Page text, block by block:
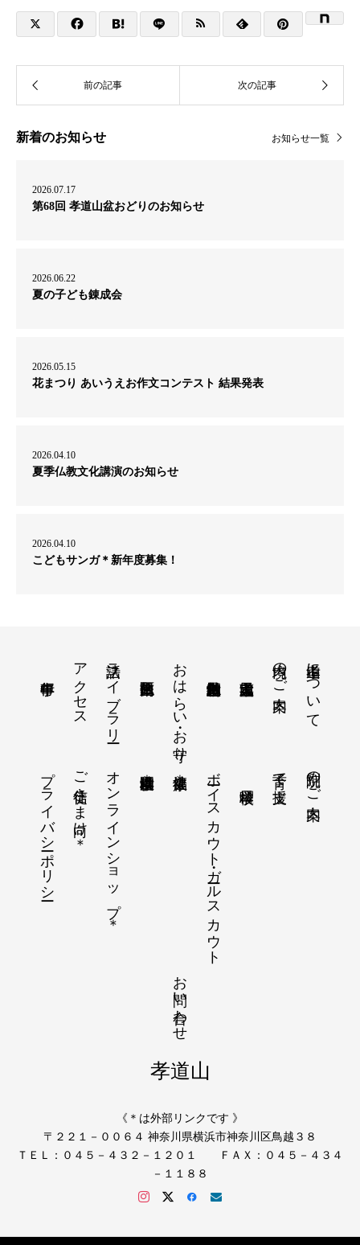
新着のお知らせ お知らせ一覧
2026.07.17
第68回 孝道山盆おどりのお知らせ
2026.06.22
夏の子ども錬成会
2026.05.15
花まつり あいうえお作文コンテスト 結果発表
2026.04.10
夏季仏教文化講演のお知らせ
2026.04.10
こどもサンガ＊新年度募集！
孝道山について
境内のご案内
おはらい・お守り
法話ライブラリー
アクセス
別院のご案内
子育て支援
ボーイスカウト・ガールスカウト
健康福祉＊
横浜孝道幼稚園＊
オンラインショップ＊
ご信徒さま向け＊
プライバシーポリシー
お問い合わせ
孝道山
《＊は外部リンクです 》
〒２２１－００６４ 神奈川県横浜市神奈川区鳥越３８
ＴＥＬ：０４５－４３２－１２０１ ＦＡＸ：０４５－４３４
－１１８８